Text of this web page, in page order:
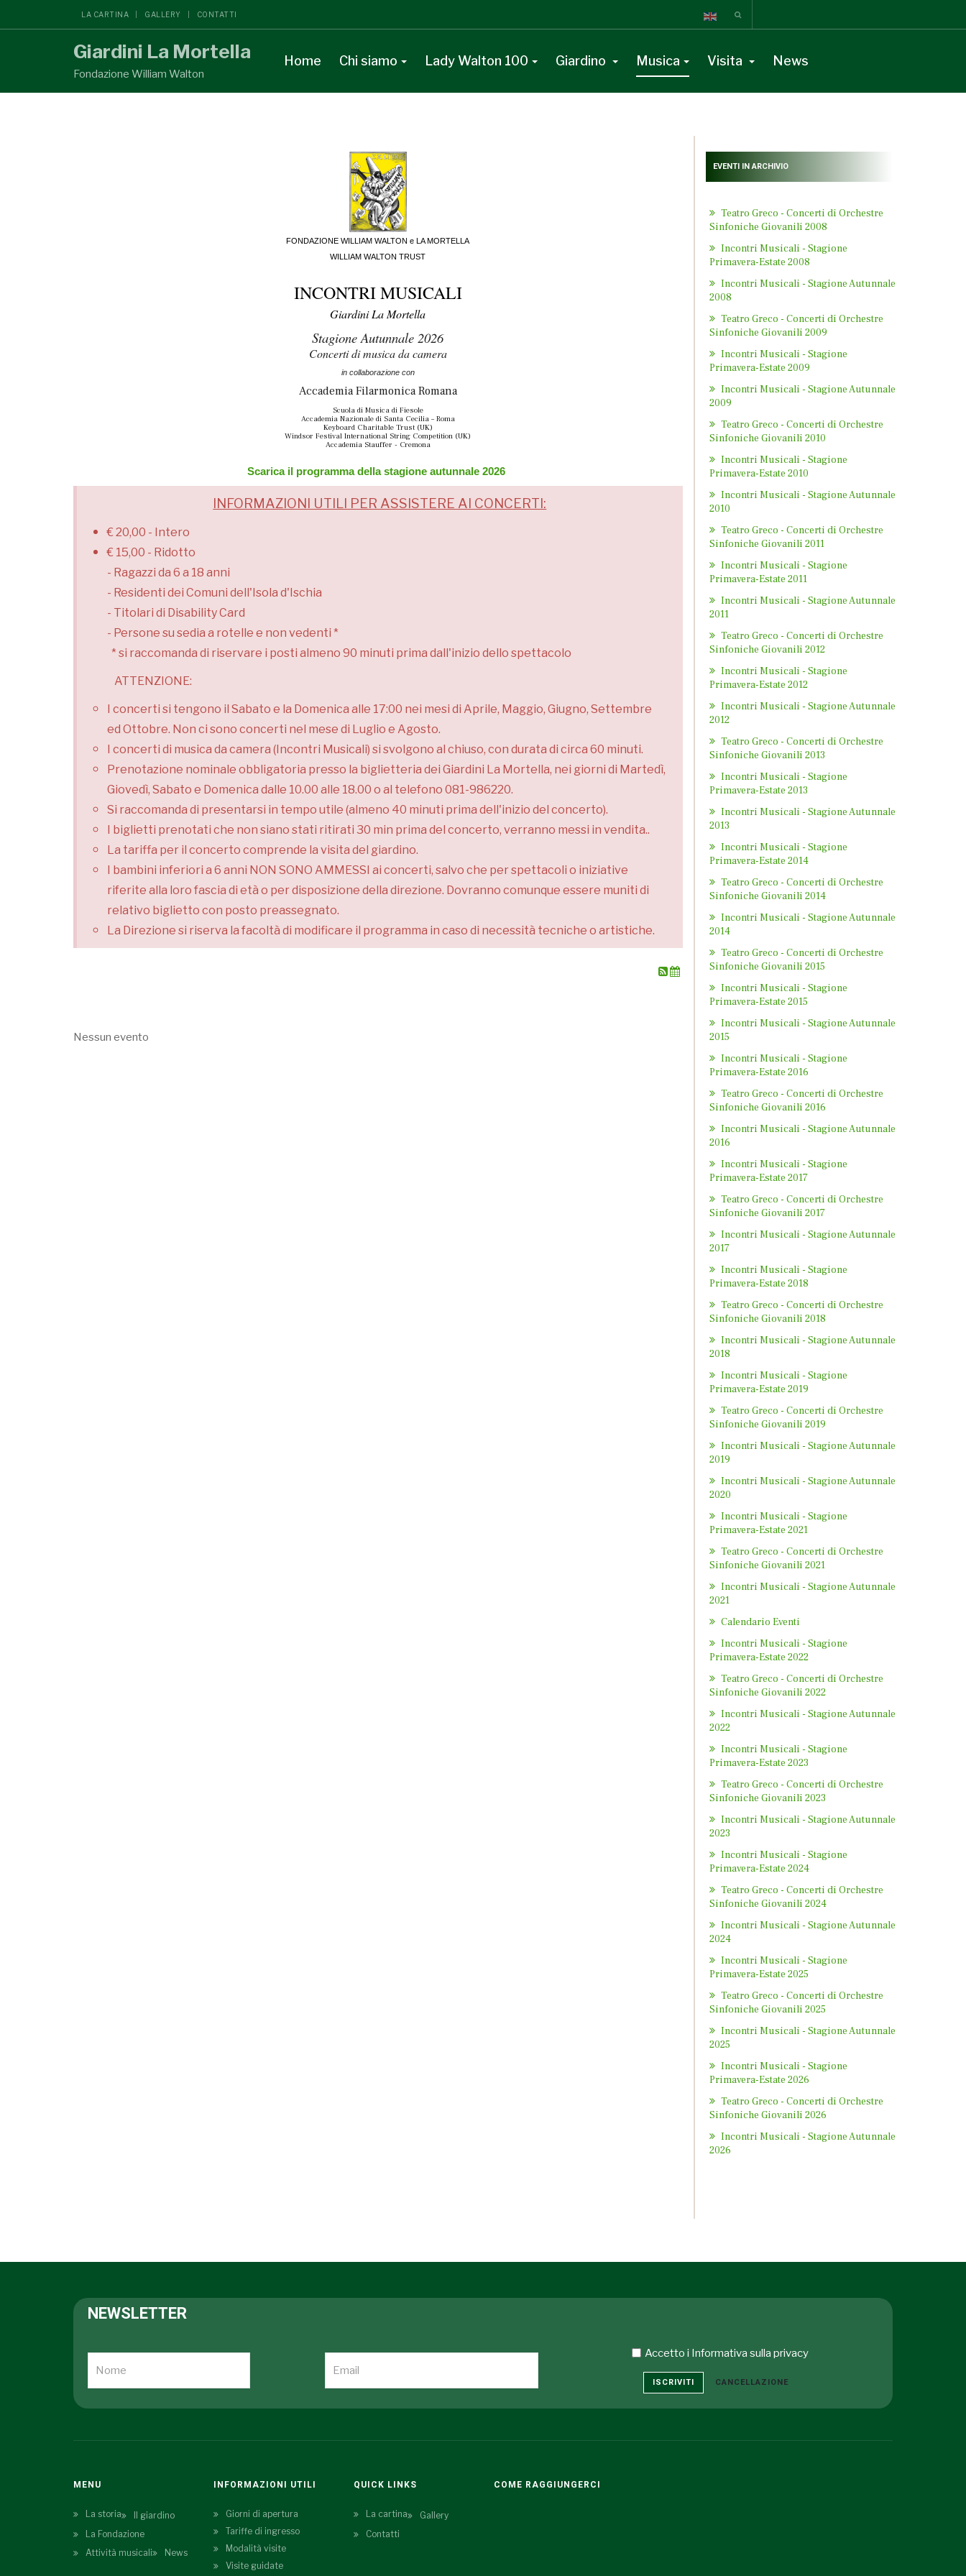
LA CARTINA GALLERY CONTATTI
Giardini La Mortella
Fondazione William Walton
Home Chi siamo Lady Walton 100 Giardino Musica Visita News
FONDAZIONE WILLIAM WALTON e LA MORTELLA
WILLIAM WALTON TRUST
INCONTRI MUSICALI
Giardini La Mortella
Stagione Autunnale 2026
Concerti di musica da camera
in collaborazione con
Accademia Filarmonica Romana
Scuola di Musica di Fiesole
Accademia Nazionale di Santa Cecilia – Roma
Keyboard Charitable Trust (UK)
Windsor Festival International String Competition (UK)
Accademia Stauffer - Cremona
Scarica il programma della stagione autunnale 2026
INFORMAZIONI UTILI PER ASSISTERE AI CONCERTI:
€ 20,00 - Intero
€ 15,00 - Ridotto
- Ragazzi da 6 a 18 anni
- Residenti dei Comuni dell'Isola d'Ischia
- Titolari di Disability Card
- Persone su sedia a rotelle e non vedenti *
* si raccomanda di riservare i posti almeno 90 minuti prima dall'inizio dello spettacolo
ATTENZIONE:
I concerti si tengono il Sabato e la Domenica alle 17:00 nei mesi di Aprile, Maggio, Giugno, Settembre
ed Ottobre. Non ci sono concerti nel mese di Luglio e Agosto.
I concerti di musica da camera (Incontri Musicali) si svolgono al chiuso, con durata di circa 60 minuti.
Prenotazione nominale obbligatoria presso la biglietteria dei Giardini La Mortella, nei giorni di Martedì,
Giovedì, Sabato e Domenica dalle 10.00 alle 18.00 o al telefono 081-986220.
Si raccomanda di presentarsi in tempo utile (almeno 40 minuti prima dell'inizio del concerto).
I biglietti prenotati che non siano stati ritirati 30 min prima del concerto, verranno messi in vendita..
La tariffa per il concerto comprende la visita del giardino.
I bambini inferiori a 6 anni NON SONO AMMESSI ai concerti, salvo che per spettacoli o iniziative
riferite alla loro fascia di età o per disposizione della direzione. Dovranno comunque essere muniti di
relativo biglietto con posto preassegnato.
La Direzione si riserva la facoltà di modificare il programma in caso di necessità tecniche o artistiche.
Nessun evento
EVENTI IN ARCHIVIO
Teatro Greco - Concerti di Orchestre
Sinfoniche Giovanili 2008
Incontri Musicali - Stagione
Primavera-Estate 2008
Incontri Musicali - Stagione Autunnale
2008
Teatro Greco - Concerti di Orchestre
Sinfoniche Giovanili 2009
Incontri Musicali - Stagione
Primavera-Estate 2009
Incontri Musicali - Stagione Autunnale
2009
Teatro Greco - Concerti di Orchestre
Sinfoniche Giovanili 2010
Incontri Musicali - Stagione
Primavera-Estate 2010
Incontri Musicali - Stagione Autunnale
2010
Teatro Greco - Concerti di Orchestre
Sinfoniche Giovanili 2011
Incontri Musicali - Stagione
Primavera-Estate 2011
Incontri Musicali - Stagione Autunnale
2011
Teatro Greco - Concerti di Orchestre
Sinfoniche Giovanili 2012
Incontri Musicali - Stagione
Primavera-Estate 2012
Incontri Musicali - Stagione Autunnale
2012
Teatro Greco - Concerti di Orchestre
Sinfoniche Giovanili 2013
Incontri Musicali - Stagione
Primavera-Estate 2013
Incontri Musicali - Stagione Autunnale
2013
Incontri Musicali - Stagione
Primavera-Estate 2014
Teatro Greco - Concerti di Orchestre
Sinfoniche Giovanili 2014
Incontri Musicali - Stagione Autunnale
2014
Teatro Greco - Concerti di Orchestre
Sinfoniche Giovanili 2015
Incontri Musicali - Stagione
Primavera-Estate 2015
Incontri Musicali - Stagione Autunnale
2015
Incontri Musicali - Stagione
Primavera-Estate 2016
Teatro Greco - Concerti di Orchestre
Sinfoniche Giovanili 2016
Incontri Musicali - Stagione Autunnale
2016
Incontri Musicali - Stagione
Primavera-Estate 2017
Teatro Greco - Concerti di Orchestre
Sinfoniche Giovanili 2017
Incontri Musicali - Stagione Autunnale
2017
Incontri Musicali - Stagione
Primavera-Estate 2018
Teatro Greco - Concerti di Orchestre
Sinfoniche Giovanili 2018
Incontri Musicali - Stagione Autunnale
2018
Incontri Musicali - Stagione
Primavera-Estate 2019
Teatro Greco - Concerti di Orchestre
Sinfoniche Giovanili 2019
Incontri Musicali - Stagione Autunnale
2019
Incontri Musicali - Stagione Autunnale
2020
Incontri Musicali - Stagione
Primavera-Estate 2021
Teatro Greco - Concerti di Orchestre
Sinfoniche Giovanili 2021
Incontri Musicali - Stagione Autunnale
2021
Calendario Eventi
Incontri Musicali - Stagione
Primavera-Estate 2022
Teatro Greco - Concerti di Orchestre
Sinfoniche Giovanili 2022
Incontri Musicali - Stagione Autunnale
2022
Incontri Musicali - Stagione
Primavera-Estate 2023
Teatro Greco - Concerti di Orchestre
Sinfoniche Giovanili 2023
Incontri Musicali - Stagione Autunnale
2023
Incontri Musicali - Stagione
Primavera-Estate 2024
Teatro Greco - Concerti di Orchestre
Sinfoniche Giovanili 2024
Incontri Musicali - Stagione Autunnale
2024
Incontri Musicali - Stagione
Primavera-Estate 2025
Teatro Greco - Concerti di Orchestre
Sinfoniche Giovanili 2025
Incontri Musicali - Stagione Autunnale
2025
Incontri Musicali - Stagione
Primavera-Estate 2026
Teatro Greco - Concerti di Orchestre
Sinfoniche Giovanili 2026
Incontri Musicali - Stagione Autunnale
2026
NEWSLETTER
Accetto i Informativa sulla privacy
ISCRIVITI CANCELLAZIONE
MENU
La storia
Il giardino
La Fondazione
Attività musicali
News
INFORMAZIONI UTILI
Giorni di apertura
Tariffe di ingresso
Modalità visite
Visite guidate
QUICK LINKS
La cartina
Gallery
Contatti
COME RAGGIUNGERCI